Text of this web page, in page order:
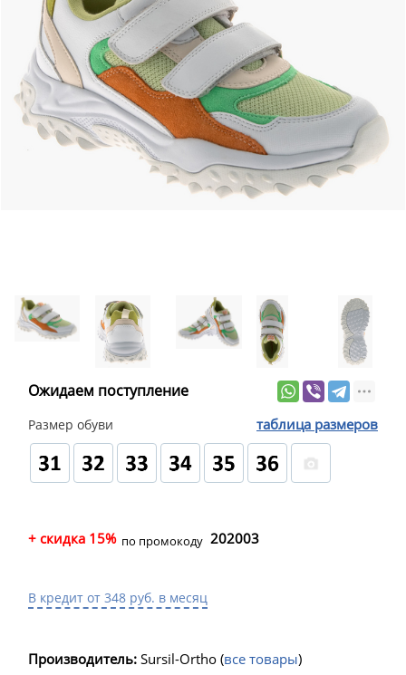
Ожидаем поступление
Размер обуви таблица размеров
+ скидка 15% по промокоду 202003
В кредит от 348 руб. в месяц
Производитель: Sursil-Ortho (все товары)